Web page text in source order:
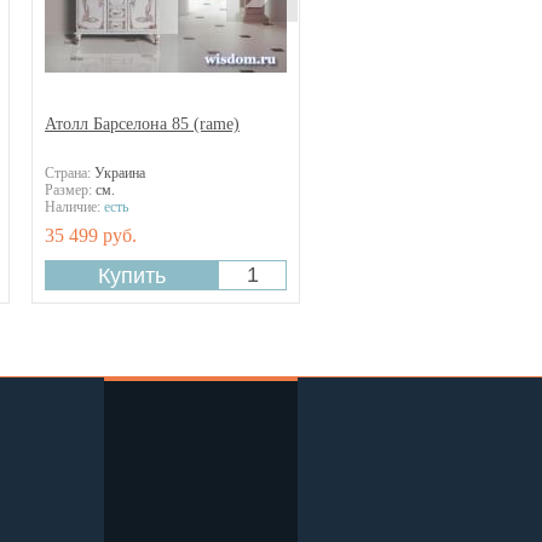
Атолл Барселона 85 (rame)
Страна: Украина
Размер: см.
Наличие: есть
35 499 руб.